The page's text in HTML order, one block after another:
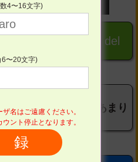
２ ３ del
５ ６
あまり
８
９
4〜16文字)
6〜20文字)
名はご遠慮ください。
ント停止となります。